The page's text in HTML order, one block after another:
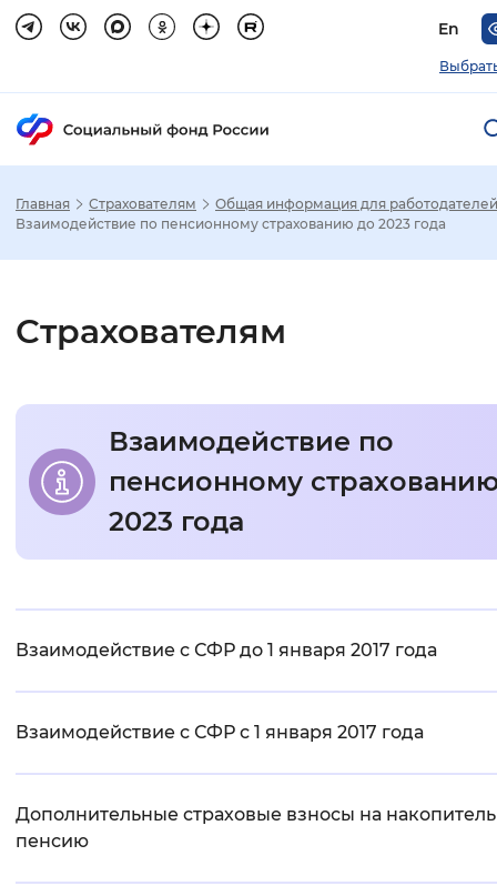
En
Размер шрифта
Шрифт
Без засечек С засечками
Интервал между буквами
Цвет сайта
Синий фон
Главная Страхователям
Общая информация для работодателей
Взаимодействие по пенсионному страхованию до 2023 года
Страхователям
Взаимодействие по
пенсионному
2023 года
информация
Взаимодействие с СФР до 1 января 2017 года
Взаимодействие с СФР с 1 января 2017 года
Дополнительные страховые взносы на
пенсию